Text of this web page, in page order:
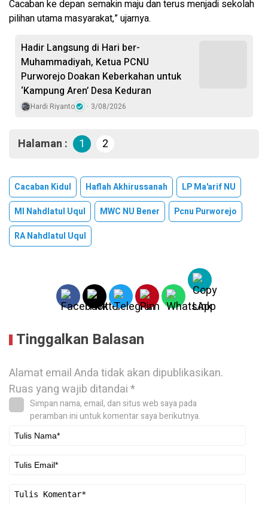
Cacaban ke depan semakin maju dan terus menjadi sekolah
pilihan utama masyarakat,” ujarnya.
Hadir Langsung di Hari ber-
Muhammadiyah, Ketua PCNU
Purworejo Doakan Keberkahan untuk
‘Kampung Aren’ Desa Keduran
Hardi Riyanto 3/08/2026
Halaman : 1 2
Cacaban Kidul Haflah Akhirussanah
LP Ma'arif NU
MI Nahdlatul Uqul
MWC NU Bener
Pcnu Purworejo
RA Nahdlatul Uqul
Tinggalkan Balasan
Alamat email Anda tidak akan dipublikasikan.
Ruas yang wajib ditandai*
Simpan nama, email, dan situs web saya pada
peramban ini untuk komentar saya berikutnya.